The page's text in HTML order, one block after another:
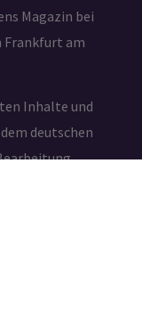
Magazin bei
Frankfurt am
Inhalte und
deutschen